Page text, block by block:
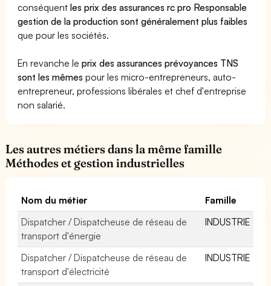
conséquentles prix des assurances rc pro Responsable
gestion de la production sont généralement plus faibles
que pour les sociétés.
En revanche leprix des assurances prévoyances TNS
sont les mêmes pour les micro-entrepreneurs, auto-
entrepreneur, professions libérales et chef d'entreprise
non salarié.
Les autres métiers dans la même famille
Méthodes et gestion industrielles
Nom du métier
Famille
Dispatcher / Dispatcheuse de réseau de
transport d'énergie
INDUSTRIE
Dispatcher / Dispatcheuse de réseau de
transport d'électricité
INDUSTRIE